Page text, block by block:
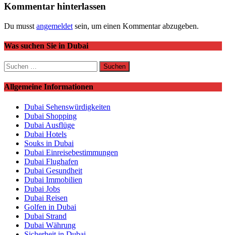
Kommentar hinterlassen
Du musst angemeldet sein, um einen Kommentar abzugeben.
Was suchen Sie in Dubai
Suchen
nach:
Allgemeine Informationen
Dubai Sehenswürdigkeiten
Dubai Shopping
Dubai Ausflüge
Dubai Hotels
Souks in Dubai
Dubai Einreisebestimmungen
Dubai Flughafen
Dubai Gesundheit
Dubai Immobilien
Dubai Jobs
Dubai Reisen
Golfen in Dubai
Dubai Strand
Dubai Währung